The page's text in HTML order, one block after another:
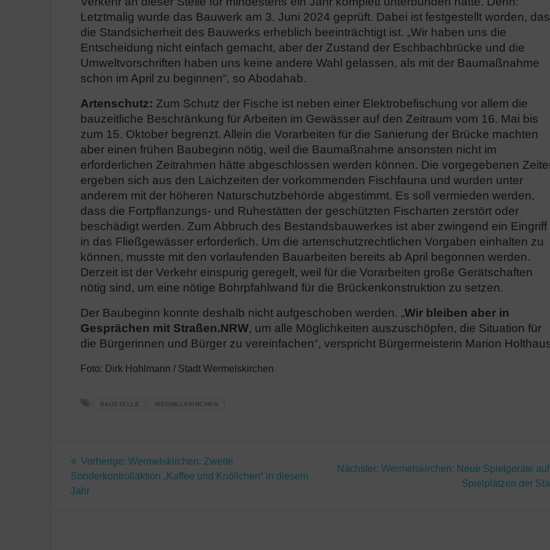
Letztmalig wurde das Bauwerk am 3. Juni 2024 geprüft. Dabei ist festgestellt worden,
die Standsicherheit des Bauwerks erheblich beeinträchtigt ist. „Wir haben uns die
Entscheidung nicht einfach gemacht, aber der Zustand der Eschbachbrücke und die
Umweltvorschriften haben uns keine andere Wahl gelassen, als mit der Baumaßnahme
schon im April zu beginnen“, so Abodahab.
Artenschutz: Zum Schutz der Fische ist neben einer Elektrobefischung vor allem die
bauzeitliche Beschränkung für Arbeiten im Gewässer auf den Zeitraum vom 16. Mai bis
zum 15. Oktober begrenzt. Allein die Vorarbeiten für die Sanierung der Brücke machten
aber einen frühen Baubeginn nötig, weil die Baumaßnahme ansonsten nicht im
erforderlichen Zeitrahmen hätte abgeschlossen werden können. Die vorgegebenen
ergeben sich aus den Laichzeiten der vorkommenden Fischfauna und wurden unter
anderem mit der höheren Naturschutzbehörde abgestimmt. Es soll vermieden werden,
dass die Fortpflanzungs- und Ruhestätten der geschützten Fischarten zerstört oder
beschädigt werden. Zum Abbruch des Bestandsbauwerkes ist aber zwingend ein Eingriff
in das Fließgewässer erforderlich. Um die artenschutzrechtlichen Vorgaben einhalten zu
können, musste mit den vorlaufenden Bauarbeiten bereits ab April begonnen werden.
Derzeit ist der Verkehr einspurig geregelt, weil für die Vorarbeiten große Gerätschaften
nötig sind, um eine nötige Bohrpfahlwand für die Brückenkonstruktion zu setzen.
Der Baubeginn konnte deshalb nicht aufgeschoben werden. „Wir bleiben aber in
Gesprächen mit Straßen.NRW, um alle Möglichkeiten auszuschöpfen, die Situation für
die Bürgerinnen und Bürger zu vereinfachen“, verspricht Bürgermeisterin Marion
Foto: Dirk Hohlmann / Stadt Wermelskirchen
BAUSTELLE WERMELSKIRCHEN
Beitragsnavigation
Vorherige: Vorheriger
Beitrag:
Wermelskirchen: Zweite
Sonderkontrollaktion „Kaffee und Knöllchen“ in diesem
Jahr
Nächster: Nächster
Wermelskirchen: Neue Spielgeräte
Spielplätzen der